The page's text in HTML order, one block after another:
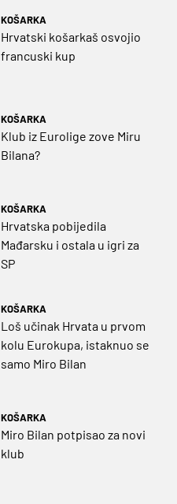
KOŠARKA
Hrvatski košarkaš osvojio
francuski kup
KOŠARKA
Klub iz Eurolige zove Miru
Bilana?
KOŠARKA
Hrvatska pobijedila
Mađarsku i ostala u igri za
SP
KOŠARKA
Loš učinak Hrvata u prvom
kolu Eurokupa, istaknuo se
samo Miro Bilan
KOŠARKA
Miro Bilan potpisao za novi
klub